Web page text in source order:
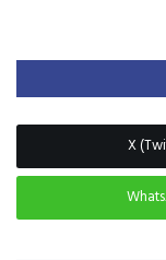
X